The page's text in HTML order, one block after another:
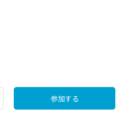
参加する